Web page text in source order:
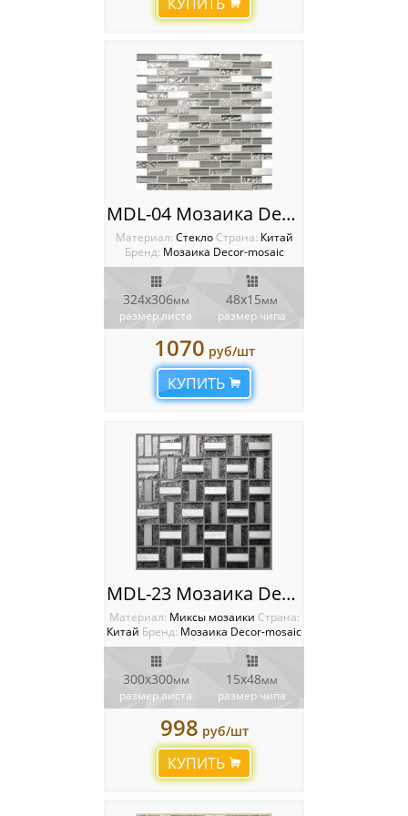
MDL-04 Мозаика Decor-Mosaic
Материал: Стекло Cтрана: Китай
Бренд: Мозаика Decor-mosaic
324х306мм
размер листа
48х15мм
размер чипа
1070 руб/шт
КУПИТЬ
MDL-23 Мозаика Decor-Mosaic
Материал: Миксы мозаики Cтрана:
Китай Бренд: Мозаика Decor-mosaic
300х300мм
размер листа
15х48мм
размер чипа
998 руб/шт
КУПИТЬ